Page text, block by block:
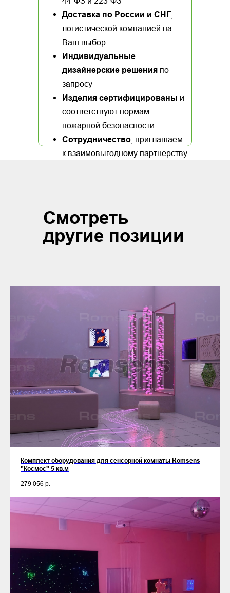
Доставка по России и СНГ
логистической компанией на
Ваш выбор
Индивидуальные
дизайнерские решения по
запросу
Изделия сертифицированы и
соответствуют нормам
пожарной безопасности
Сотрудничество , приглашаем
к взаимовыгодному партнерству
Смотреть
другие позиции
Комплект оборудования для сенсорной комнаты Romsens
"Космос" 5 кв.м
279 056 р.